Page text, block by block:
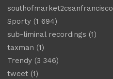
southofmarket2csanfrancisco
Sporty (1 694)
sub-liminal recordings (1)
taxman (1)
Trendy (3 346)
tweet (1)